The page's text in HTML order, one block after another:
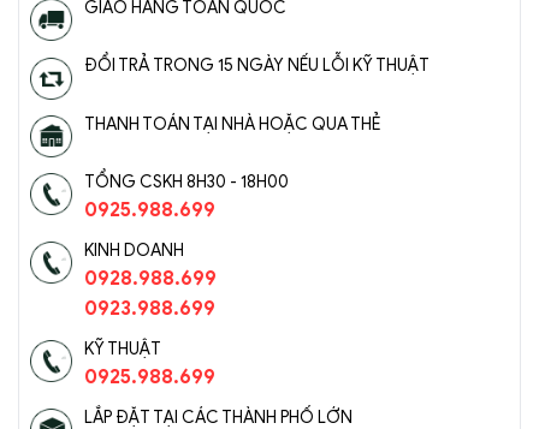
GIAO HÀNG TOÀN QUỐC
ĐỔI TRẢ TRONG 15 NGÀY NẾU LỖI KỸ THUẬT
THANH TOÁN TẠI NHÀ HOẶC QUA THẺ
TỔNG CSKH 8H30 - 18H00
0925.988.699
KINH DOANH
0928.988.699
0923.988.699
KỸ THUẬT
0925.988.699
LẮP ĐẶT TẠI CÁC THÀNH PHỐ LỚN